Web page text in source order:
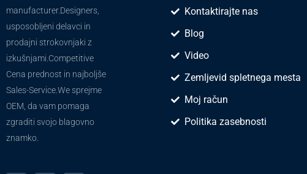
manufacturer.Designers,
usposobljeni delavci in
prodajni strokovnjaki z
izkušnjami.Competitive
Cena prednost in najboljše
Sales-Service.We sprejme
OEM, da vam pomaga
zgraditi svojo blagovno
znamko.
Kontaktirajte nas
Blog
Video
Zemljevid spletnega mesta
Moj račun
Politika zasebnosti